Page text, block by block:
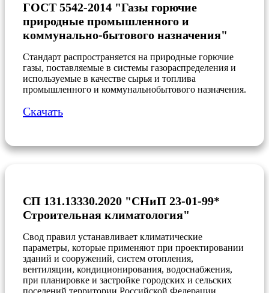
ГОСТ 5542-2014 "Газы горючие
природные промышленного и
коммунально-бытового назначения"
Cтандарт распространяется на природные горючие
газы, поставляемые в системы газораспределения и
используемые в качестве сырья и топлива
промышленного и коммунальнобытового назначения.
Скачать
СП 131.13330.2020 "СНиП 23-01-99*
Строительная климатология"
Cвод правил устанавливает климатические
параметры, которые применяют при проектировании
зданий и сооружений, систем отопления,
вентиляции, кондиционирования, водоснабжения,
при планировке и застройке городских и сельских